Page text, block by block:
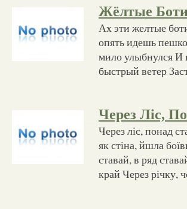
Жёлтые
Ах эти желтые
опять идешь
мило улыбнулся И
быстрый ветер
Через Ліс,
Через ліс, понад
як стіна, йшла
ставай, в ряд
край Через річку,